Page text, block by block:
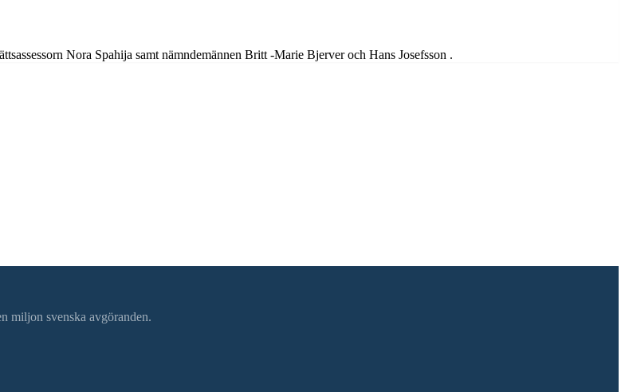
Nora Spahija samt nämndemännen Britt -Marie Bjerver och Hans Josefsson .
miljon svenska avgöranden.